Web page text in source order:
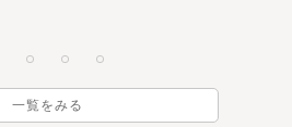
一覧をみる